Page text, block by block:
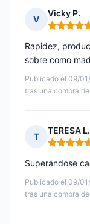
V
Vicky P.
Nota: 5 de
Publicado el 09/
tras una compra
Rapidez,
sobre como
T
TERESA L.
Nota: 5 de
Publicado el 09/
tras una compra
Superándose